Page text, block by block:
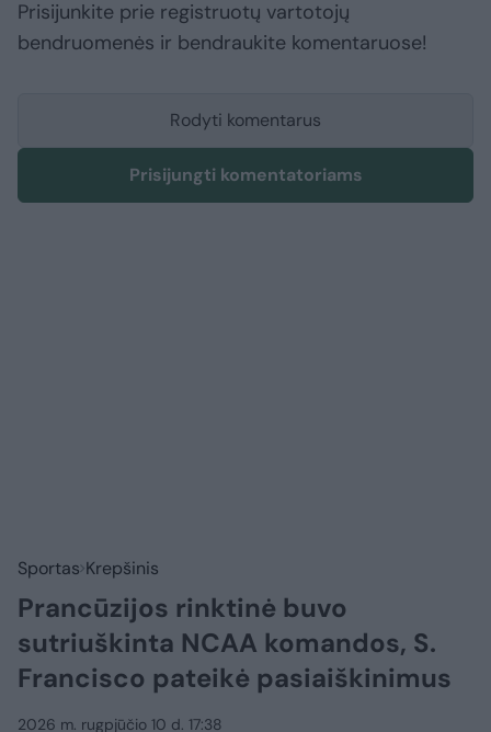
Prisijunkite prie registruotų vartotojų
bendruomenės ir bendraukite komentaruose!
Rodyti komentarus
Prisijungti komentatoriams
Sportas Krepšinis
Prancūzijos rinktinė buvo
sutriuškinta NCAA komandos, S.
Francisco pateikė pasiaiškinimus
2026 m. rugpjūčio 10 d. 17:38